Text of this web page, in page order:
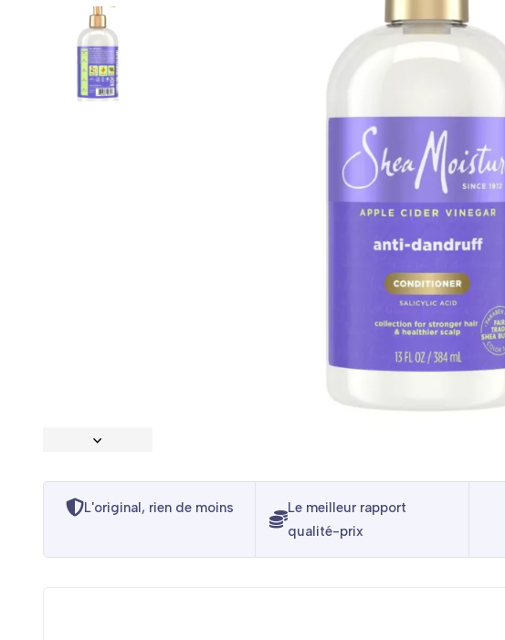
L'original, rien de moins
Le meilleur rapport
qualité-prix